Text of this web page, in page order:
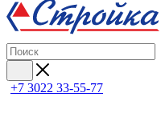
+7 3022 33-55-77